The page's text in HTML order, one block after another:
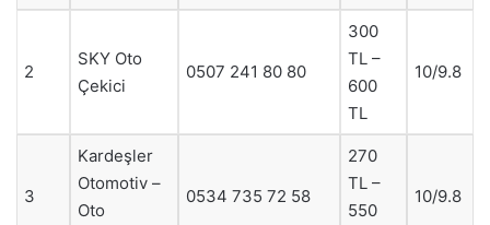
2
SKY Oto
Çekici
0507 241 80 80
300
TL –
600
TL
10/9.8
3
Kardeşler
Otomotiv –
Oto
0534 735 72 58
270
TL –
550
10/9.8